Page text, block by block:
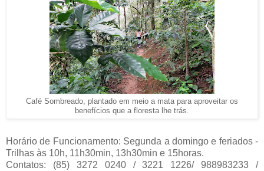
Café Sombreado, plantado em meio a mata para aproveitar os
benefícios que a floresta lhe trás.
Horário de Funcionamento: Segunda a domingo e feriados -
Trilhas às 10h, 11h30min, 13h30min e 15horas.
Contatos: (85) 3272 0240 / 3221 1226/ 988983233 /